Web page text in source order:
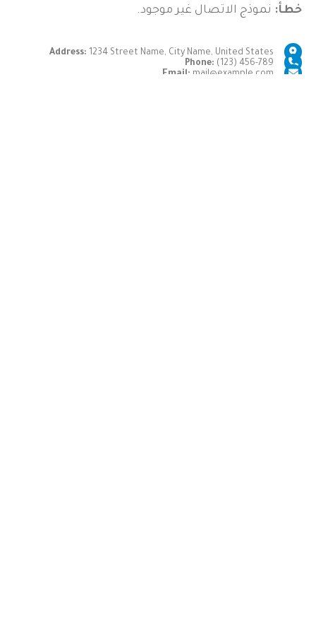
خطأ: نموذج الاتصال غير موجود.
Address: 1234 Street Name, City Name, United States
Phone: (123) 456-789
Email: mail@example.com